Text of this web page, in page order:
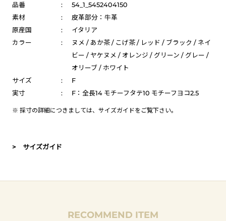
品番 :
54_1_5452404150
素材
:
皮革部分：牛革
原産国
:
イタリア
カラー
:
ヌメ / あか茶 / こげ茶 / レッド / ブラック / ネイ
ビー / ヤケヌメ / オレンジ / グリーン / グレー /
オリーブ / ホワイト
サイズ
:
F
実寸
: F：全長14 モチーフタテ10 モチーフヨコ2.5
※ 採寸の詳細につきましては、 サイズガイドをご覧下さい。
> サイズガイド
RECOMMEND ITEM